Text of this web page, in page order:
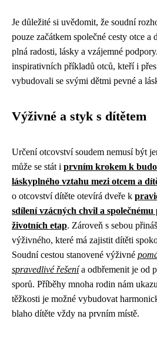
Je důležité si uvědomit, že soudní
pouze začátkem společné cesty otce a
plná radosti, lásky a vzájemné
inspirativních příkladů otců, kteří i
vybudovali se svými dětmi pevné a
Výživné a styk s dítětem
Určení otcovství soudem nemusí být
může se stát i prvním krokem k
láskyplného vztahu mezi otcem a
o otcovství dítěte otevírá dveře k
sdílení vzácných chvil a
životních etap. Zároveň s sebou
výživného, které má zajistit dítěti
Soudní cestou stanovené výživné
spravedlivé řešenía odbřemenit je od
sporů. Příběhy mnoha rodin nám
těžkosti je možné vybudovat
blaho dítěte vždy na prvním místě.